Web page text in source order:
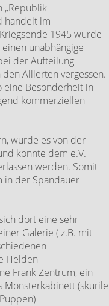
„Republik
handelt im
1945 wurde
unabhängige
der Aufteilung
Aliierten vergessen.
eine Besonderheit in
kommerziellen
wurde es von der
konnte dem e.V.
werden. Somit
in der Spandauer
dort eine sehr
Galerie ( z.B. mit
Helden –
Frank Zentrum, ein
Monsterkabinett (skurile